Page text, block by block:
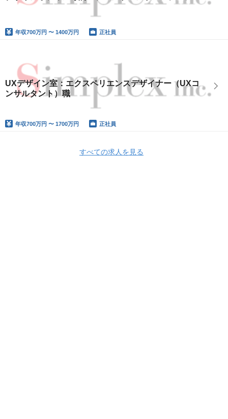
年収700万円 〜 1400万円 正社員
UXデザイン室：エクスペリエンスデザイナー（UXコ
ンサルタント）職
年収700万円 〜 1700万円 正社員
すべての求人を見る